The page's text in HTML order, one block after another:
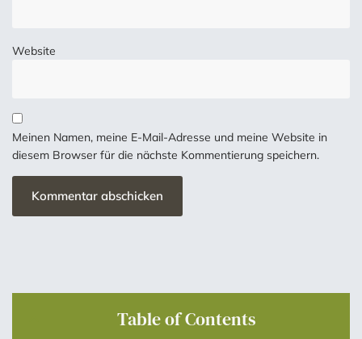
Website
Meinen Namen, meine E-Mail-Adresse und meine Website in
diesem Browser für die nächste Kommentierung speichern.
Table of Contents